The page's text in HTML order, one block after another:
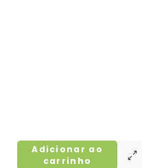
Adicionar ao
carrinho